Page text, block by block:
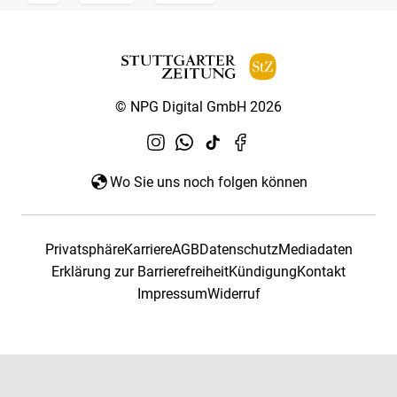
© NPG Digital GmbH 2026
Wo Sie uns noch folgen können
PrivatsphäreKarriereAGBDatenschutzMediadaten
Erklärung zur BarrierefreiheitKündigungKontakt
ImpressumWiderruf